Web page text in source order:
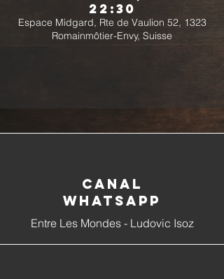
22:30
Espace Midgard, Rte de Vaulion 52, 1323
Romainmôtier-Envy, Suisse
Canal
whatsapp
Entre Les Mondes - Ludovic Isoz